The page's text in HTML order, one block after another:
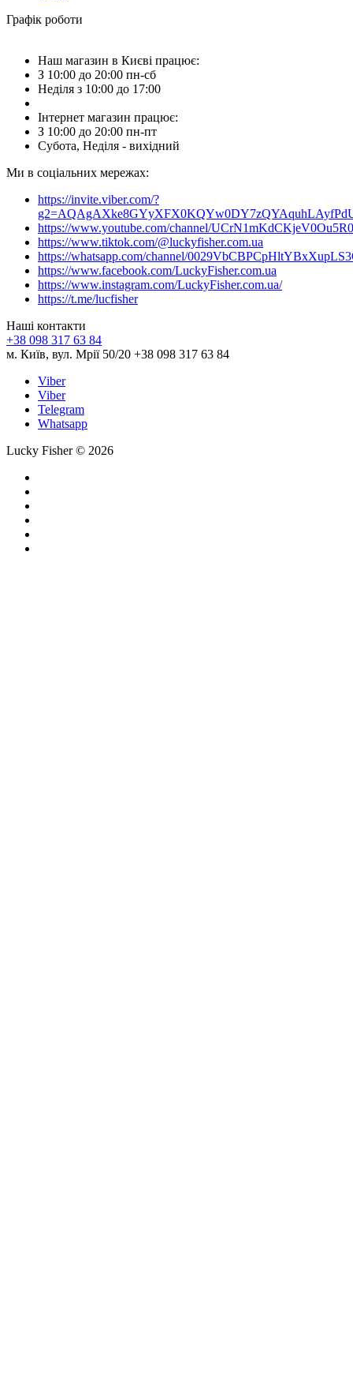
Графік роботи
Наш магазин в Києві працює:
З 10:00 до 20:00 пн-сб
Неділя з 10:00 до 17:00
Інтернет магазин працює:
З 10:00 до 20:00 пн-пт
Субота, Неділя - вихідний
Ми в соціальних мережах:
https://invite.viber.com/?
https://www.youtube.com/channel/
https://www.tiktok.com/@luckyfisher.com.ua
https://whatsapp.com/channel/
https://www.facebook.com/LuckyFisher.com.ua
https://www.instagram.com/LuckyFisher.com.ua/
https://t.me/lucfisher
Наші контакти
+38 098 317 63 84
м. Київ, вул. Мрії 50/20 +38 098 317 63 84
Viber
Viber
Telegram
Whatsapp
Lucky Fisher © 2026